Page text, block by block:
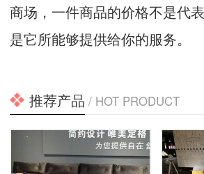
商场，一件商品的价格不是代
是它所能够提供给你的服务。
推荐产品 / HOT PRODUCT